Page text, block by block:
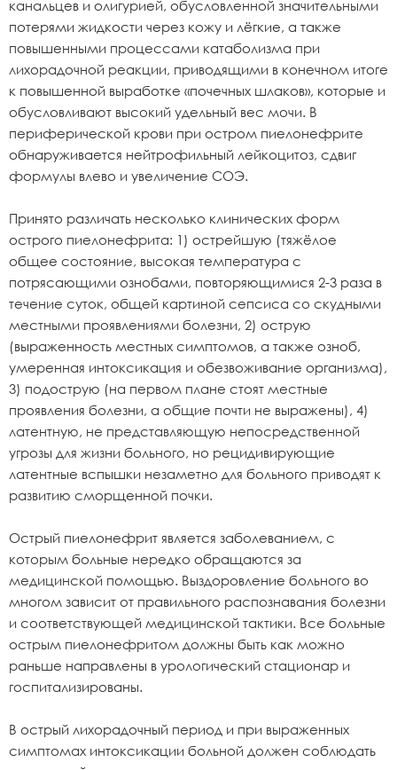
канальцев и олигурией, обусловленной значительными
потерями жидкости через кожу и лёгкие, а также
повышенными процессами катаболизма при
лихорадочной реакции, приводящими в конечном итоге
к повышенной выработке «почечных шлаков», которые и
обусловливают высокий удельный вес мочи. В
периферической крови при остром пиелонефрите
обнаруживается нейтрофильный лейкоцитоз, сдвиг
формулы влево и увеличение СОЭ.
Принято различать несколько клинических форм
острого пиелонефрита: 1) острейшую (тяжёлое
общее состояние, высокая температура с
потрясающими ознобами, повторяющимися 2-3 раза в
течение суток, общей картиной сепсиса со скудными
местными проявлениями болезни, 2) острую
(выраженность местных симптомов, а также озноб,
умеренная интоксикация и обезвоживание организма),
3) подострую (на первом плане стоят местные
проявления болезни, а общие почти не выражены), 4)
латентную, не представляющую непосредственной
угрозы для жизни больного, но рецидивирующие
латентные вспышки незаметно для больного приводят к
развитию сморщенной почки.
Острый пиелонефрит является заболеванием, с
которым больные нередко обращаются за
медицинской помощью. Выздоровление больного во
многом зависит от правильного распознавания болезни
и соответствующей медицинской тактики. Все больные
острым пиелонефритом должны быть как можно
раньше направлены в урологический стационар и
госпитализированы.
В острый лихорадочный период и при выраженных
симптомах интоксикации больной должен соблюдать